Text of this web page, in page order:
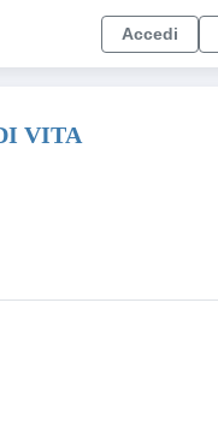
Accedi
VITA